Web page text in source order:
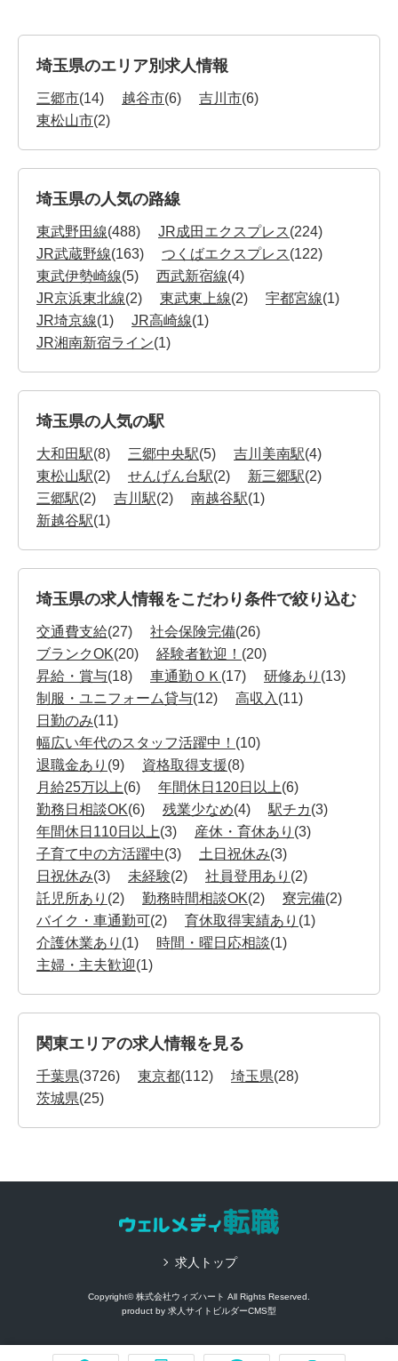
埼玉県のエリア別求人情報
三郷市(14) 越谷市(6) 吉川市(6)
東松山市(2)
埼玉県の人気の路線
東武野田線(488) JR成田エクスプレス(224)
JR武蔵野線(163) つくばエクスプレス(122)
東武伊勢崎線(5) 西武新宿線(4)
JR京浜東北線(2) 東武東上線(2) 宇都宮線(1)
JR埼京線(1) JR高崎線(1)
JR湘南新宿ライン(1)
埼玉県の人気の駅
大和田駅(8) 三郷中央駅(5) 吉川美南駅(4)
東松山駅(2) せんげん台駅(2) 新三郷駅(2)
三郷駅(2) 吉川駅(2) 南越谷駅(1)
新越谷駅(1)
埼玉県の求人情報をこだわり条件で絞り込む
交通費支給(27) 社会保険完備(26)
ブランクOK(20) 経験者歓迎！ (20)
昇給・賞与(18) 車通勤ＯＫ (17) 研修あり (13)
制服・ユニフォーム貸与(12) 高収入 (11)
日勤のみ(11)
幅広い年代のスタッフ活躍中！ (10)
退職金あり (9) 資格取得支援(8)
月給25万以上(6) 年間休日120日以上(6)
勤務日相談OK(6) 残業少なめ(4) 駅チカ(3)
年間休日110日以上(3) 産休・育休あり (3)
子育て中の方活躍中(3) 土日祝休み(3)
日祝休み(3) 未経験(2) 社員登用あり (2)
託児所あり (2) 勤務時間相談OK(2) 寮完備(2)
バイク・車通勤可(2) 育休取得実績あり (1)
介護休業あり (1) 時間・曜日応相談(1)
主婦・主夫歓迎(1)
関東エリアの求人情報を見る
千葉県(3726) 東京都(112) 埼玉県(28)
茨城県(25)
求人トップ
Copyright© 株式会社ウィズハート All Rights Reserved.
product by 求人サイトビルダーCMS型